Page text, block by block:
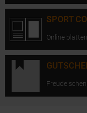
SPORT
Online
Freude